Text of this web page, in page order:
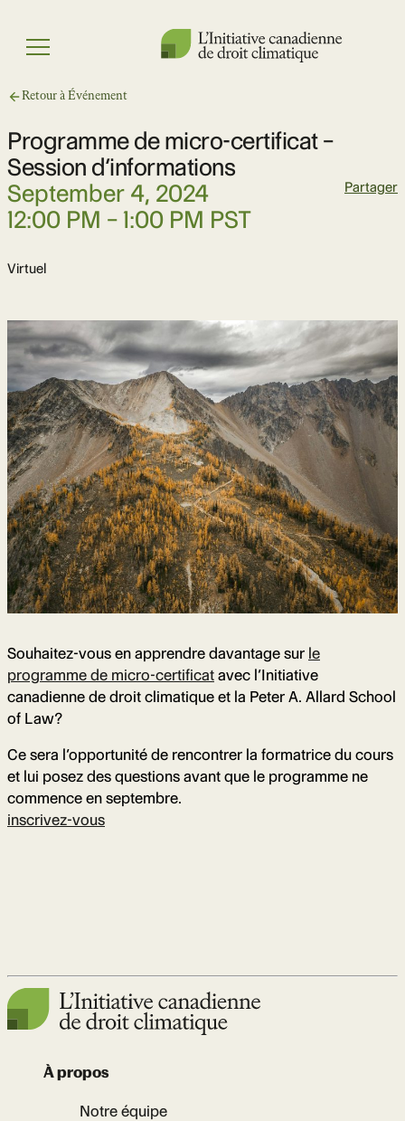
content
Menu
Retour à Événement
Programme de micro-certificat –
Session d’informations
Date
September 4, 2024
Time
12:00 PM – 1:00 PM PST
Virtuel
Partager
Souhaitez-vous en apprendre davantage sur le
programme de micro-certificat avec l’Initiative
canadienne de droit climatique et la Peter A. Allard School
of Law?
Ce sera l’opportunité de rencontrer la formatrice du cours
et lui posez des questions avant que le programme ne
commence en septembre.
inscrivez-vous
À propos
Notre équipe